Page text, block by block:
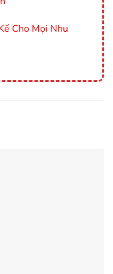
Cho Mọi Nhu